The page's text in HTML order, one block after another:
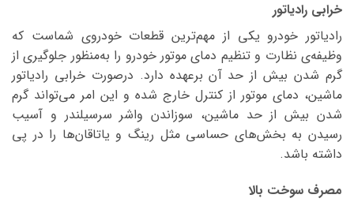
خرابی رادیاتور
رادیاتور خودرو یکی از مهم‌ترین قطعات خودروی شماست که
وظیفه‌ی نظارت و تنظیم دمای موتور خودرو را به‌منظور جلوگیری از
گرم شدن بیش از حد آن برعهده دارد. درصورت خرابی رادیاتور
ماشین، دمای موتور از کنترل خارج شده و این امر می‌تواند گرم
شدن بیش از حد ماشین، سوزاندن واشر سرسیلندر و آسیب
رسیدن به بخش‌های حساسی مثل رینگ و یاتاقان‌ها را در پی
داشته باشد.
مصرف سوخت بالا